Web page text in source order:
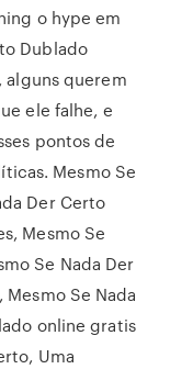
o hype em
Dublado
alguns querem
ele falhe, e
pontos de
Mesmo Se
Der Certo
Mesmo Se
Se Nada Der
Se Nada
online gratis
Uma